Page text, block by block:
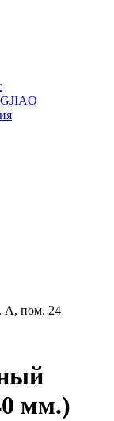
А, пом. 24
мм.)